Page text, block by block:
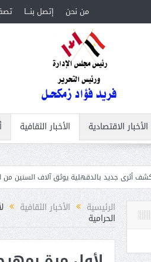
من نحن إتصل بنـــا
الأخبار الاقتصادية الأخبار الثقافية
يوثق آلاف السنين من الاستيطان
الرئيسية الأخبار الثقافية
الحرامية